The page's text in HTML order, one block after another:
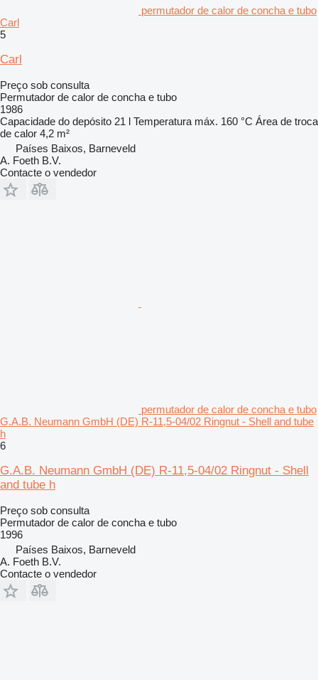
permutador de calor de concha e tubo
Carl
5
Carl
Preço sob consulta
Permutador de calor de concha e tubo
1986
Capacidade do depósito 21 l Temperatura máx. 160 °C Área de troca
de calor 4,2 m²
Países Baixos, Barneveld
A. Foeth B.V.
Contacte o vendedor
permutador de calor de concha e tubo
G.A.B. Neumann GmbH (DE) R-11,5-04/02 Ringnut - Shell and tube
h
6
G.A.B. Neumann GmbH (DE) R-11,5-04/02 Ringnut - Shell
and tube h
Preço sob consulta
Permutador de calor de concha e tubo
1996
Países Baixos, Barneveld
A. Foeth B.V.
Contacte o vendedor